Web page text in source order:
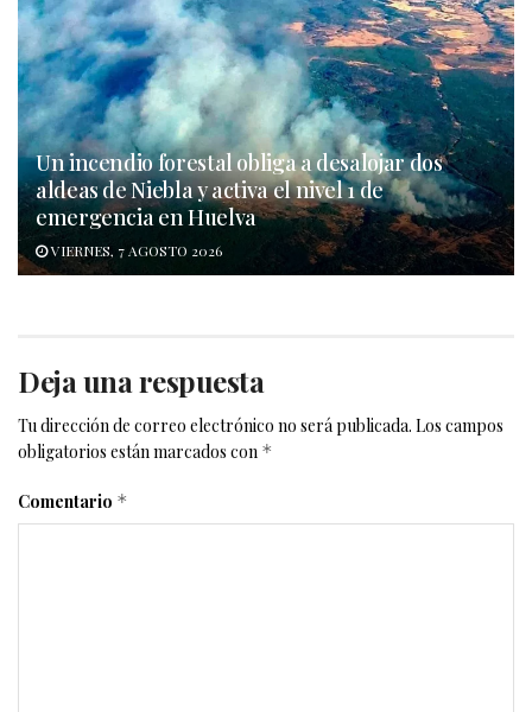
Un incendio forestal obliga a desalojar dos
aldeas de Niebla y activa el nivel 1 de
emergencia en Huelva
VIERNES, 7 AGOSTO 2026
Deja una respuesta
Tu dirección de correo electrónico no será publicada. Los campos
obligatorios están marcados con *
Comentario *